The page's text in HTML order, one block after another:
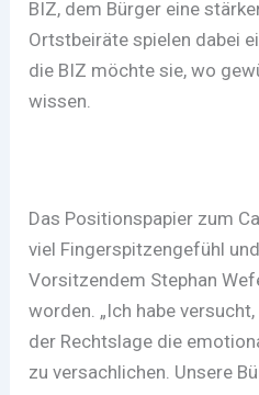
BIZ, dem Bürger eine
Ortstbeiräte spielen dabei
die BIZ möchte sie, wo
wissen.
Das Positionspapier zum
viel Fingerspitzengefühl
Vorsitzendem Stephan
worden. „Ich habe
der Rechtslage die
zu versachlichen. Unsere